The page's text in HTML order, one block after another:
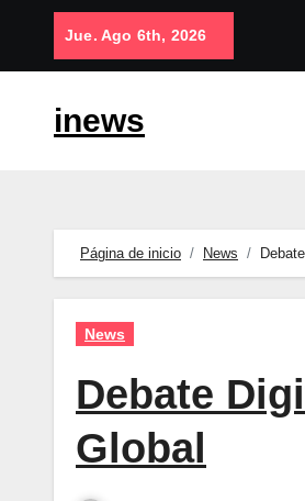
contenido
Jue. Ago 6th, 2026
inews
Página de inicio News
News
Debate
Global